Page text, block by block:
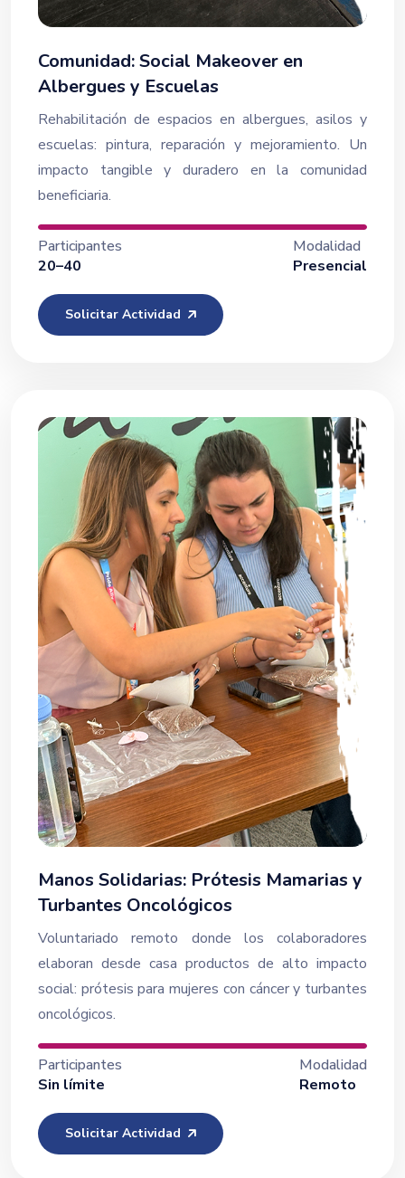
Comunidad: Social Makeover en
Albergues y Escuelas
Rehabilitación de espacios en albergues, asilos y
escuelas: pintura, reparación y mejoramiento. Un
impacto tangible y duradero en la comunidad
beneficiaria.
Participantes
20–40
Modalidad
Presencial
Solicitar Actividad
Manos Solidarias: Prótesis Mamarias y
Turbantes Oncológicos
Voluntariado remoto donde los colaboradores
elaboran desde casa productos de alto impacto
social: prótesis para mujeres con cáncer y turbantes
oncológicos.
Participantes
Sin límite
Modalidad
Remoto
Solicitar Actividad